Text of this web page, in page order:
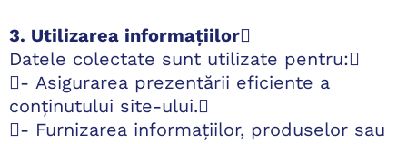
3. Utilizarea informațiilor
Datele colectate sunt utilizate pentru:
- Asigurarea prezentării eficiente a
conținutului site-ului.
- Furnizarea informațiilor, produselor sau